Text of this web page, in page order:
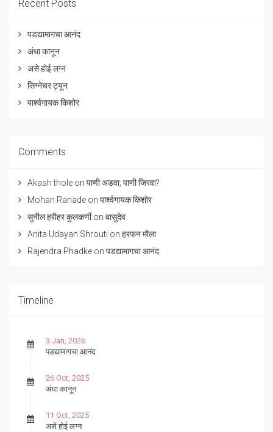
Recent Posts
पडद्यामागचा आनंद
अंधा कानून
असे होई लग्न
सिग्नेचर ट्यून
पार्श्वगायक किशोर
Comments
Akash thole on पाणी अडवा; पाणी जिरवा?
Mohan Ranade on पार्श्वगायक किशोर
सुनील हरीहर कुलकर्णीon वासुदेव
Anita Udayan Shrouti on हरफन मौला
Rajendra Phadke on पडद्यामागचा आनंद
Timeline
3 Jan, 2026
पडद्यामागचा आनंद
26 Oct, 2025
अंधा कानून
11 Oct, 2025
असे होई लग्न